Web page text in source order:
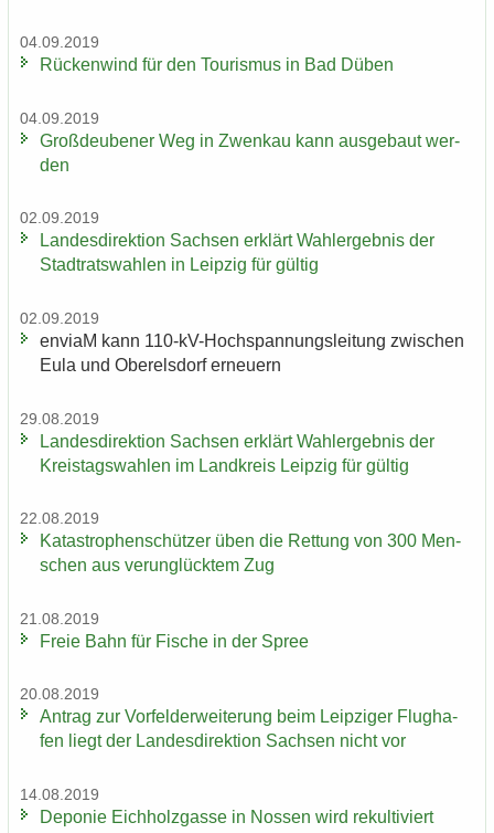
04.09.2019
Rü­cken­wind für den Tou­ris­mus in Bad Düben
04.09.2019
Groß­deu­be­ner Weg in Zwenkau kann aus­ge­baut wer­
den
02.09.2019
Lan­des­di­rek­ti­on Sach­sen er­klärt Wahl­er­geb­nis der
Stadt­rats­wah­len in Leip­zig für gül­tig
02.09.2019
en­viaM kann 110-​kV-Hochspannungsleitung zwi­schen
Eula und Ober­els­dorf er­neu­ern
29.08.2019
Lan­des­di­rek­ti­on Sach­sen er­klärt Wahl­er­geb­nis der
Kreis­tags­wah­len im Land­kreis Leip­zig für gül­tig
22.08.2019
Ka­ta­stro­phen­schüt­zer üben die Ret­tung von 300 Men­
schen aus ver­un­glück­tem Zug
21.08.2019
Freie Bahn für Fi­sche in der Spree
20.08.2019
An­trag zur Vor­fel­d­er­wei­te­rung beim Leip­zi­ger Flug­ha­
fen liegt der Lan­des­di­rek­ti­on Sach­sen nicht vor
14.08.2019
De­po­nie Eich­holz­gas­se in Nos­sen wird re­kul­ti­viert